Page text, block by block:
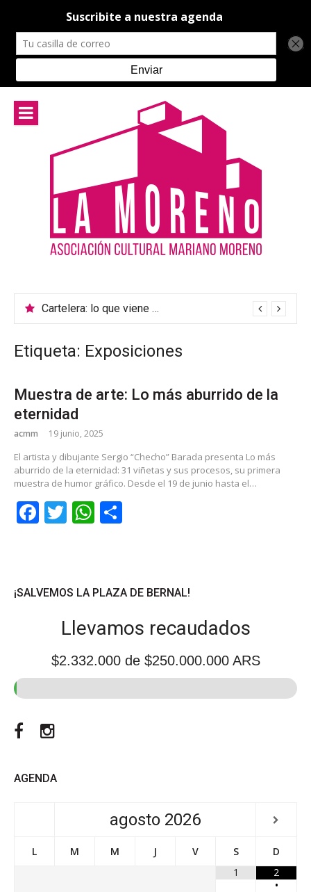
contenido
Cartelera: lo que viene en el teatro de La Moreno
Etiqueta: Exposiciones
Muestra de arte: Lo más aburrido de la
eternidad
acmm 19 junio, 2025
El artista y dibujante Sergio “Checho” Barada presenta Lo más
aburrido de la eternidad: 31 viñetas y sus procesos, su primera
muestra de humor gráfico. Desde el 19 de junio hasta el…
Facebook
TwitterWhatsApp
¡SALVEMOS LA PLAZA DE BERNAL!
Llevamos recaudados
$2.332.000de $250.000.000 ARS
Facebook
AGENDA
agosto 2026
L M M J V S
D
1
2
•